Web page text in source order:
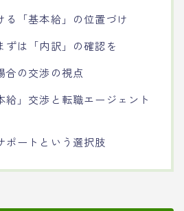
る「基本給」の位置づけ
ずは「内訳」の確認を
合の交渉の視点
給」交渉と転職エージェント
ポートという選択肢